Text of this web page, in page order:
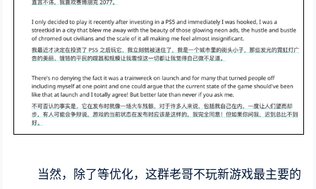
当然，除了等优化，这群老哥不玩新游戏最主要的